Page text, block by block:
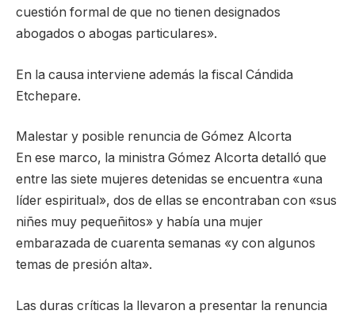
cuestión formal de que no tienen designados
abogados o abogas particulares».
En la causa interviene además la fiscal Cándida
Etchepare.
Malestar y posible renuncia de Gómez Alcorta
En ese marco, la ministra Gómez Alcorta detalló que
entre las siete mujeres detenidas se encuentra «una
líder espiritual», dos de ellas se encontraban con «sus
niñes muy pequeñitos» y había una mujer
embarazada de cuarenta semanas «y con algunos
temas de presión alta».
Las duras críticas la llevaron a presentar la renuncia